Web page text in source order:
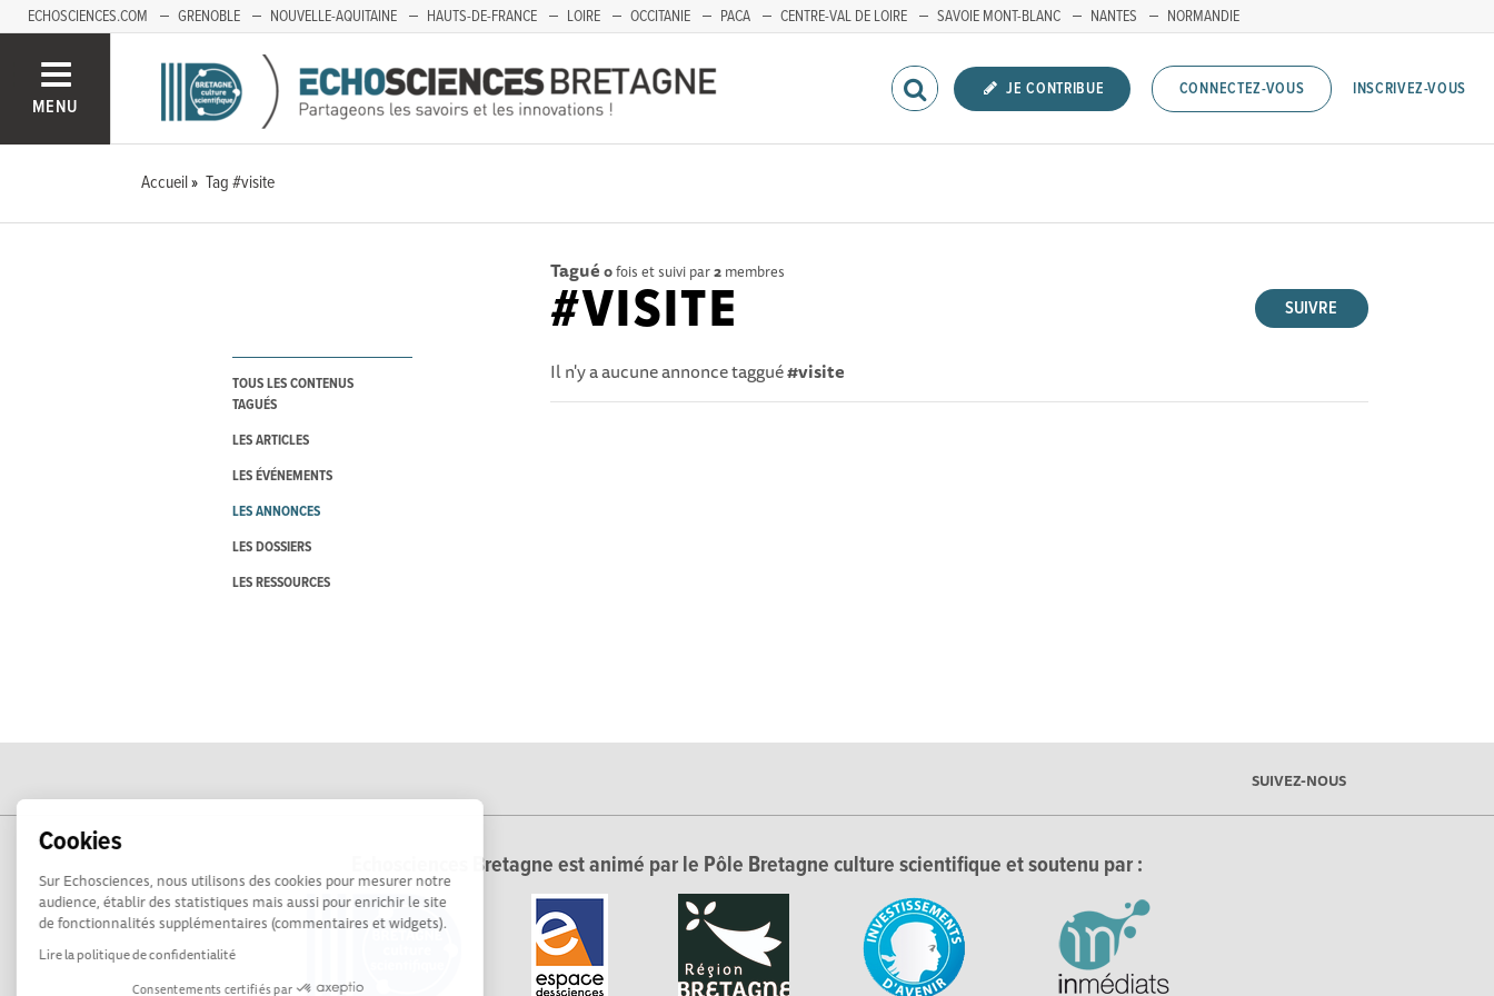
Cookies
Sur Echosciences, nous utilisons des cookies pour mesurer notre
audience, établir des statistiques mais aussi pour enrichir le site
de fonctionnalités supplémentaires (commentaires et widgets).
Lire la politique de confidentialité
Consentements certifiés par
ECHOSCIENCES.COM GRENOBLE NOUVELLE-AQUITAINE HAUTS-DE-FRANCE LOIRE OCCITANIE PACA CENTRE-VAL DE LOIRE SAVOIE MONT-BLANC NANTES NORMANDIE
MENU
JE CONTRIBUE CONNECTEZ-VOUS INSCRIVEZ-VOUS
Accueil Tag #visite
TOUS LES CONTENUS
TAGUÉS
LES ARTICLES
LES ÉVÉNEMENTS
LES ANNONCES
LES DOSSIERS
LES RESSOURCES
Tagué 0fois et suivi par2 membres
SUIVRE
#VISITE
Il n'y a aucune annonce taggué#visite
SUIVEZ-NOUS
Echosciences Bretagne est animé par le Pôle Bretagne culture scientifique et soutenu par :